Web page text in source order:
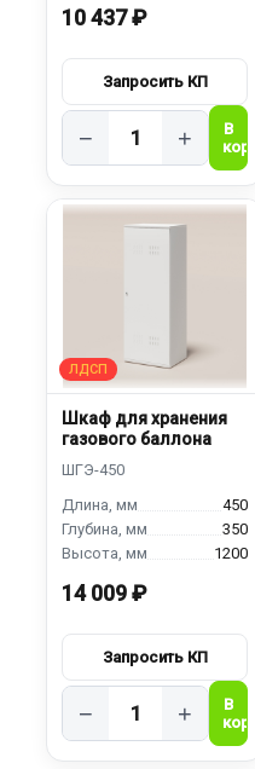
10 437 ₽
− +
Шкаф для хранения
газового баллона
450
350
1200
14 009 ₽
− +